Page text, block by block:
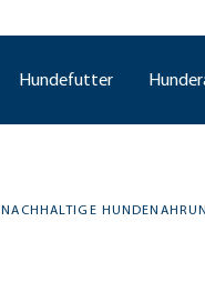
Hundefutter
NACHHALTIGE